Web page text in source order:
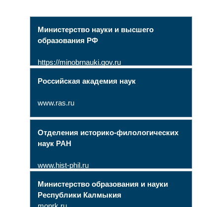
Министерство науки и высшего
образования РФ
https://minobrnauki.gov.ru
Российская академия наук
www.ras.ru
Отделения историко-филологических
наук РАН
www.hist-phil.ru
Министерство образования и науки
Республики Калмыкия